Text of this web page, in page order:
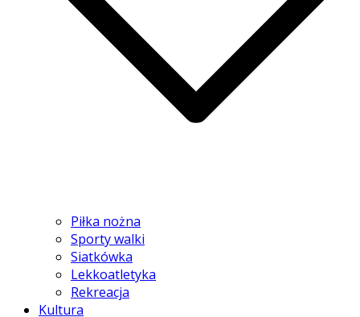
Piłka nożna
Sporty walki
Siatkówka
Lekkoatletyka
Rekreacja
Kultura